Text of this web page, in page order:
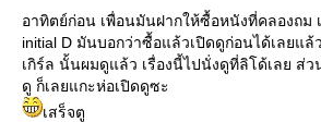
อาทิตย์ก่อน เพื่อนมันฝากให้ซื้อหนังที่คลองถม
initial D มันบอกว่าซื้อแล้วเปิดดูก่อนได้เลยแล้
เกิร์ล นั้นผมดูแล้ว เรื่องนี้ไปนั่งดูที่ลิโด้เลย ส่ว
ดู ก็เลยแกะห่อเปิดดูซะ
เสร็จตู